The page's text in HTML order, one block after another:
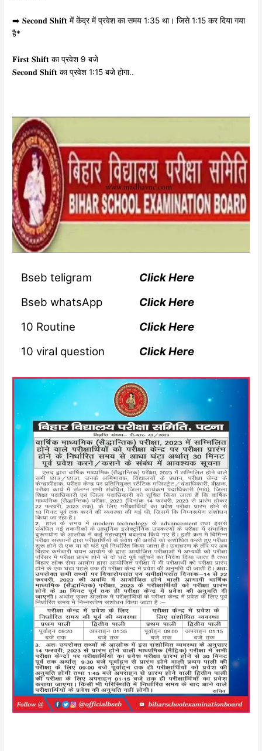
➡️ 𝐒𝐞𝐜𝐨𝐧𝐝 𝐒𝐡𝐢𝐟𝐭 में केंद्र में प्रवेश का समय 1:35 था। जिसे 1:15 कर दिया गया
है*
𝐅𝐢𝐫𝐬𝐭 𝐒𝐡𝐢𝐟𝐭 का प्रवेश 9 बजे
𝐒𝐞𝐜𝐨𝐧𝐝 𝐒𝐡𝐢𝐟𝐭 का प्रवेश 1:15 बजे होगा..
Bseb teligram
Click Here
Bseb whatsApp
Click Here
10 Routine
Click Here
10 viral question
Click Here